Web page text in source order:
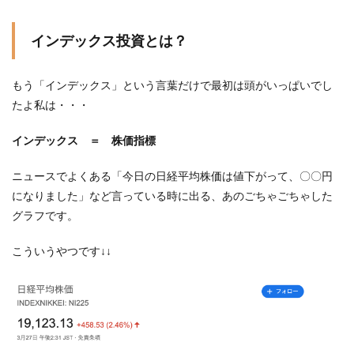
インデックス投資とは？
もう「インデックス」という言葉だけで最初は頭がいっぱいでし
たよ私は・・・
インデックス ＝ 株価指標
ニュースでよくある「今日の日経平均株価は値下がって、〇〇円
になりました」など言っている時に出る、あのごちゃごちゃした
グラフです。
こういうやつです↓↓